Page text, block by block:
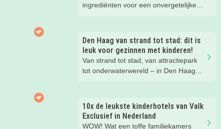
ingrediënten voor een onvergetelijke
Den Haag van strand tot stad: dit is
leuk voor gezinnen met kinderen!
Van strand tot stad, van attractiepark
tot onderwaterwereld – in Den Haag
ontspannen met een lekkere lunch op
het strand en een duik in zee. Heerlijk!
10x de leukste kinderhotels van Valk
Exclusief in Nederland
WOW! Wat een toffe familiekamers